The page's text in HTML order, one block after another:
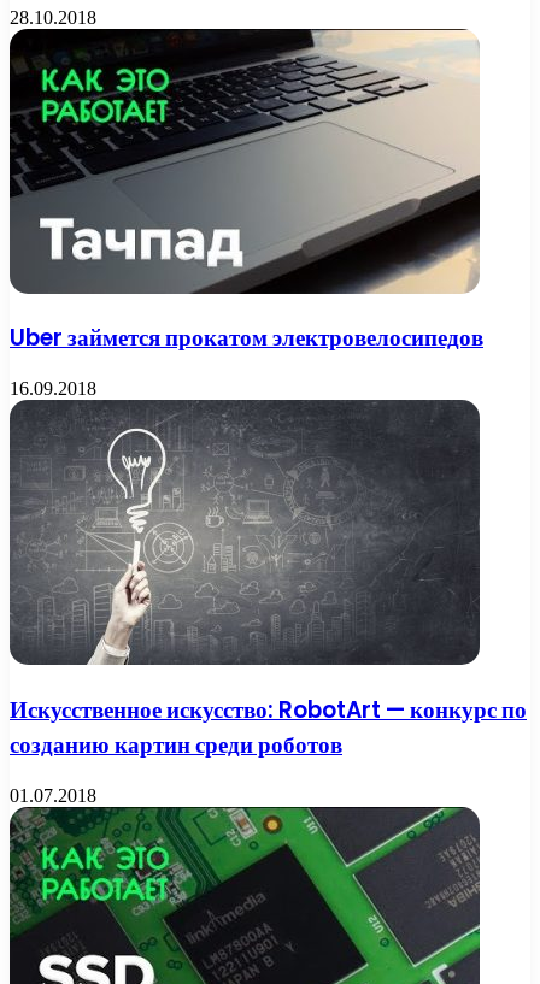
28.10.2018
Uber займется прокатом электровелосипедов
16.09.2018
Искусственное искусство: RobotArt — конкурс по
созданию картин среди роботов
01.07.2018